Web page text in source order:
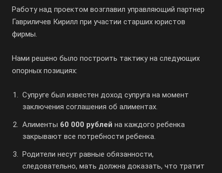
Работу над проектом возглавил управляющий партнер
Гавриличев Кирилл при участии старших юристов
фирмы.
Нами решено было построить тактику на следующих
опорных позициях:
Супруге был известен доход супруга на момент
заключения соглашения об алиментах.
Алименты 60 000 рублей на каждого ребенка
закрывают все потребности ребенка.
Родители несут равные обязанности,
следовательно, мать должна доказать, что тратит